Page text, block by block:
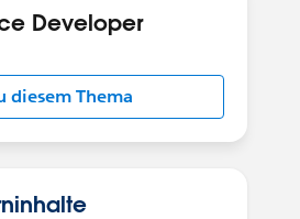
Developer
diesem Thema